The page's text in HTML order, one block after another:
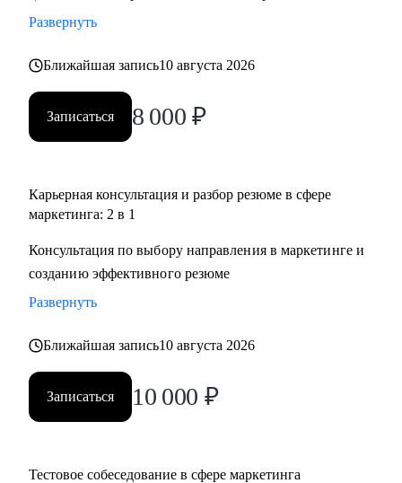
Развернуть
Ближайшая запись10 августа 2026
Записаться 8 000 ₽
Карьерная консультация и разбор резюме в сфере
маркетинга: 2 в 1
Консультация по выбору направления в маркетинге и
созданию эффективного резюме
Развернуть
Ближайшая запись10 августа 2026
Записаться 10 000 ₽
Тестовое собеседование в сфере маркетинга